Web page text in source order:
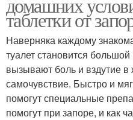
таблетки от
Наверняка каждому
туалет становится
вызывают боль и вздутие
самочувствие. Быстро и
помогут специальные
помогут при запоре, и как